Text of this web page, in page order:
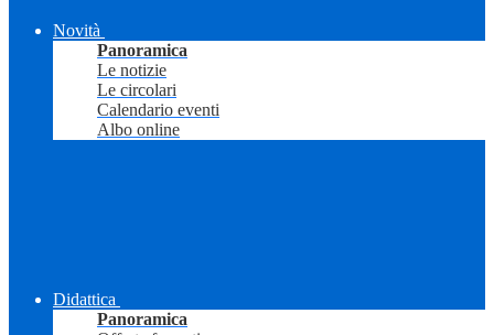
Novità
Panoramica
Le notizie
Le circolari
Calendario eventi
Albo online
Didattica
Panoramica